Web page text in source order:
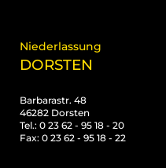
Niederlassung
DORSTEN
Barbarastr. 48
46282 Dorsten
Tel.: 0 23 62 - 95 18 - 20
Fax: 0 23 62 - 95 18 - 22